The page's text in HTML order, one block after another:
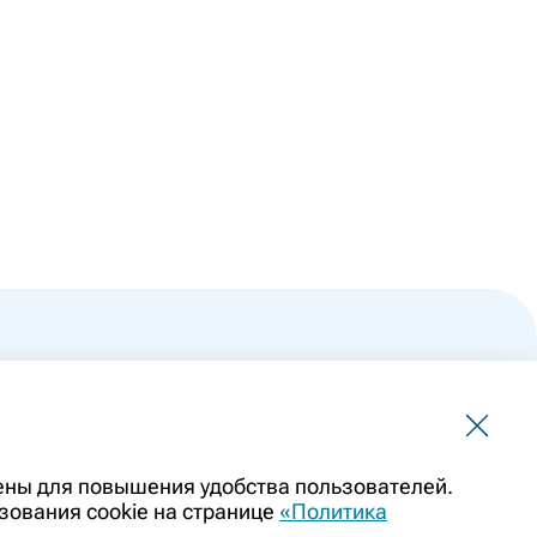
должна использоваться для самостоятельной
заменой очной консультации врача. Перед применением
препарата. Информация о лекарственных
для повышения удобства пользователей.
cookie на странице «Политика